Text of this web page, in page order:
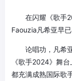
在闪耀《歌手
Faouzia凡希亚早
论唱功，凡希
《歌手2024》舞
都充满成熟国际歌